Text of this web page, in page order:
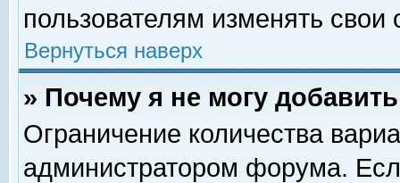
пользователям изменять свои
Вернуться наверх
» Почему я не могу
Ограничение количества
администратором форума.